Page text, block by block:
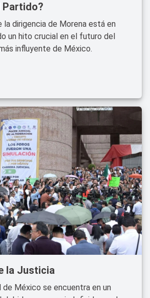
Partido?
la dirigencia de Morena está en
un hito crucial en el futuro del
influyente de México.
la Justicia
de México se encuentra en un